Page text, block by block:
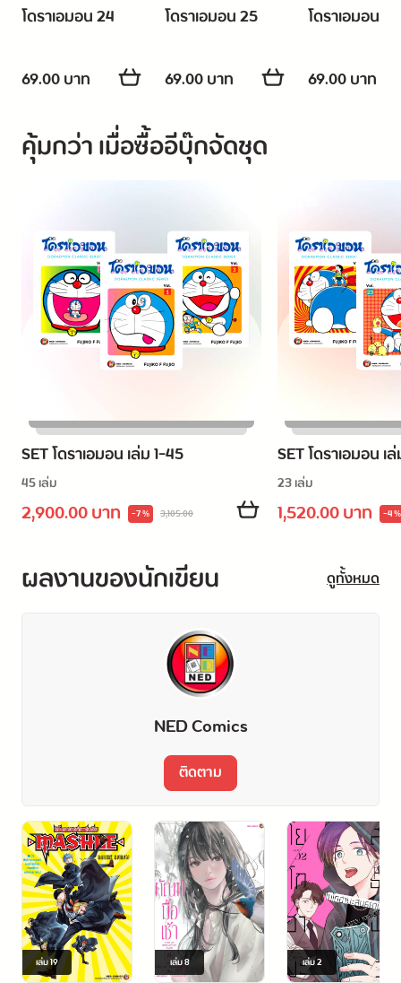
โดราเอมอน 24
69.00 บาท
โดราเอมอน 25
69.00 บาท
โดราเอมอน 26
69.00 บาท
คุ้มกว่า เมื่อซื้ออีบุ๊กจัดชุด
SET โดราเอมอน เล่ม 1-45
45 เล่ม
2,900.00 บาท -7 % 3,105.00
SET โดราเอมอน
23 เล่ม
1,520.00 บาท -4 %
ผลงานของนักเขียน ดูทั้งหมด
NED Comics
ติดตาม
เล่ม19 เล่ม8 เล่ม2